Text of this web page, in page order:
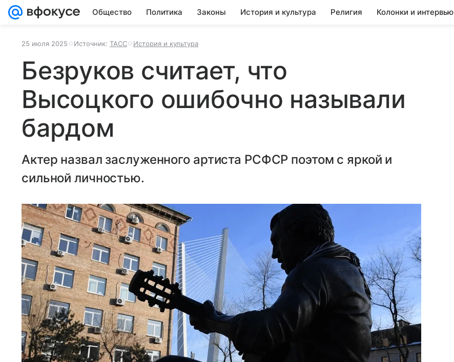
Общество Политика Законы История и культура Религия Колонки и интервью
25 июля 2025 Источник: ТАСС История и культура
Безруков считает, что
Высоцкого ошибочно называли
бардом
Актер назвал заслуженного артиста РСФСР поэтом с яркой и
сильной личностью.